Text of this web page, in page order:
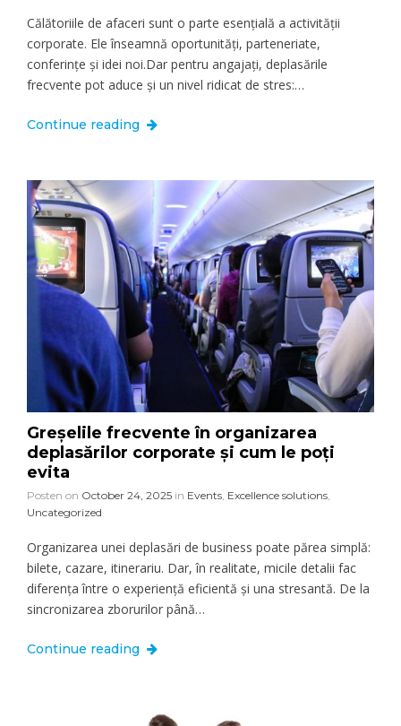
Călătoriile de afaceri sunt o parte esențială a activității
corporate. Ele înseamnă oportunități, parteneriate,
conferințe și idei noi.Dar pentru angajați, deplasările
frecvente pot aduce și un nivel ridicat de stres:…
Continue reading
Greșelile frecvente în organizarea
deplasărilor corporate și cum le poți
evita
Posten on October 24, 2025 in Events, Excellence solutions,
Uncategorized
Organizarea unei deplasări de business poate părea simplă:
bilete, cazare, itinerariu. Dar, în realitate, micile detalii fac
diferența între o experiență eficientă și una stresantă. De la
sincronizarea zborurilor până…
Continue reading